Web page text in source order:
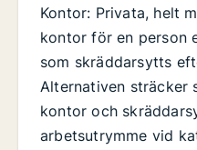
Kontor: Privata, helt
kontor för en person
som skräddarsytts
Alternativen sträcker
kontor och
arbetsutrymme vid